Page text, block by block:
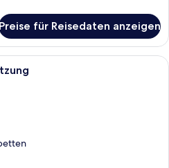
für Reisedaten anzeigen
Ein Hotelzimmer mit Bett,